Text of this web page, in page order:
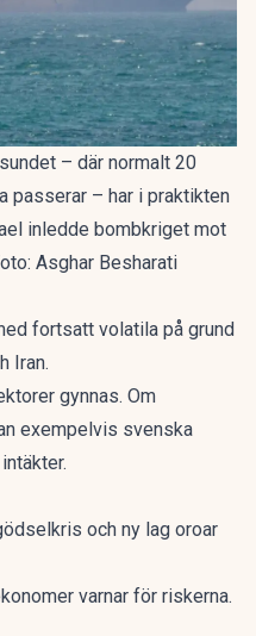
– där normalt 20
passerar – har i praktikten
inledde bombkriget mot
Asghar Besharati
fortsatt volatila på grund
Iran.
gynnas. Om
exempelvis svenska
och ny lag oroar
varnar för riskerna.